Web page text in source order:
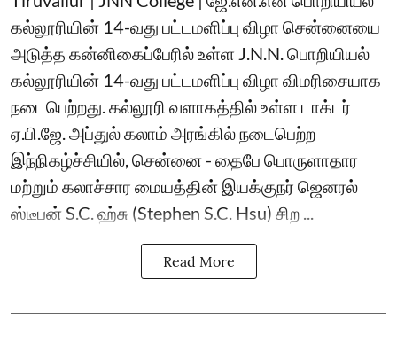
கல்லூரியின் 14-வது பட்டமளிப்பு விழா சென்னையை
அடுத்த கன்னிகைப்பேரில் உள்ள J.N.N. பொறியியல்
கல்லூரியின் 14-வது பட்டமளிப்பு விழா விமரிசையாக
நடைபெற்றது. கல்லூரி வளாகத்தில் உள்ள டாக்டர்
ஏ.பி.ஜே. அப்துல் கலாம் அரங்கில் நடைபெற்ற
இந்நிகழ்ச்சியில், சென்னை - தைபே பொருளாதார
மற்றும் கலாச்சார மையத்தின் இயக்குநர் ஜெனரல்
ஸ்டீபன் S.C. ஹ்சு (Stephen S.C. Hsu) சிற ...
Read More